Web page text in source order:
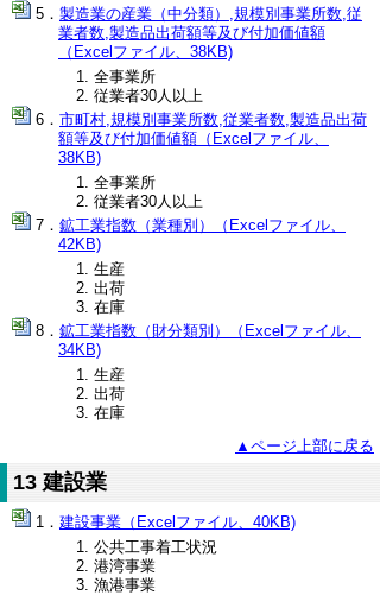
製造業の産業（中分類）,規模別事業所数,従
業者数,製造品出荷額等及び付加価値額
（Excelファイル、38KB)
全事業所
従業者30人以上
市町村,規模別事業所数,従業者数,製造品出荷
額等及び付加価値額（Excelファイル、
38KB)
全事業所
従業者30人以上
鉱工業指数（業種別）（Excelファイル、
42KB)
生産
出荷
在庫
鉱工業指数（財分類別）（Excelファイル、
34KB)
生産
出荷
在庫
▲ページ上部に戻る
13 建設業
建設事業（Excelファイル、40KB)
公共工事着工状況
港湾事業
漁港事業